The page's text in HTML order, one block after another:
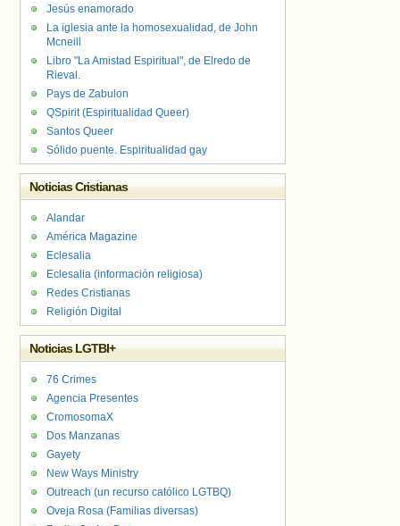
Jesús enamorado
La iglesia ante la homosexualidad, de John
Mcneill
Libro "La Amistad Espiritual", de Elredo de
Rieval.
Pays de Zabulon
QSpirit (Espiritualidad Queer)
Santos Queer
Sólido puente. Espiritualidad gay
Noticias Cristianas
Alandar
América Magazine
Eclesalia
Eclesalia (información religiosa)
Redes Cristianas
Religión Digital
Noticias LGTBI+
76 Crimes
Agencia Presentes
CromosomaX
Dos Manzanas
Gayety
New Ways Ministry
Outreach (un recurso católico LGTBQ)
Oveja Rosa (Familias diversas)